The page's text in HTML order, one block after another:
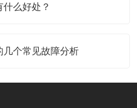
么好处？
几个常见故障分析